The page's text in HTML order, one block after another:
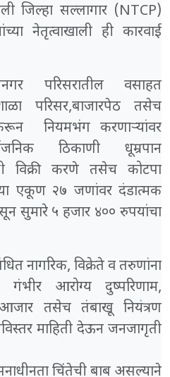
जिल्हा सल्लागार (NTCP)
नेतृत्वाखाली ही कारवाई
परिसरातील वसाहत
परिसर,बाजारपेठ तसेच
नियमभंग करणाऱ्यांवर
ठिकाणी धूम्रपान
विक्री करणे तसेच कोटपा
एकूण २७ जणांवर दंडात्मक
सुमारे ५ हजार ४०० रुपयांचा
नागरिक, विक्रेते व तरुणांना
आरोग्य दुष्परिणाम,
तसेच तंबाखू नियंत्रण
माहिती देऊन जनजागृती
चिंतेची बाब असल्याने